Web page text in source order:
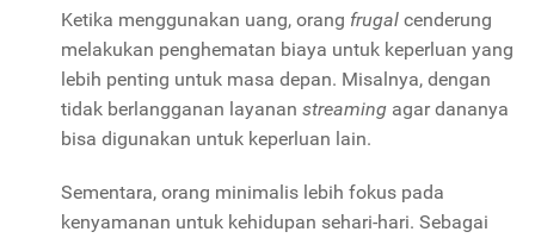
Ketika menggunakan uang, orang frugal cenderung
melakukan penghematan biaya untuk keperluan yang
lebih penting untuk masa depan. Misalnya, dengan
tidak berlangganan layanan streaming agar dananya
bisa digunakan untuk keperluan lain.
Sementara, orang minimalis lebih fokus pada
kenyamanan untuk kehidupan sehari-hari. Sebagai